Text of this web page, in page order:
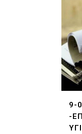
9-
-